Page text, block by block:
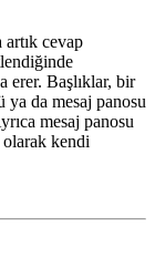
artık cevap
erer. Başlıklar, bir
ya da mesaj panosu
mesaj panosu
olarak kendi